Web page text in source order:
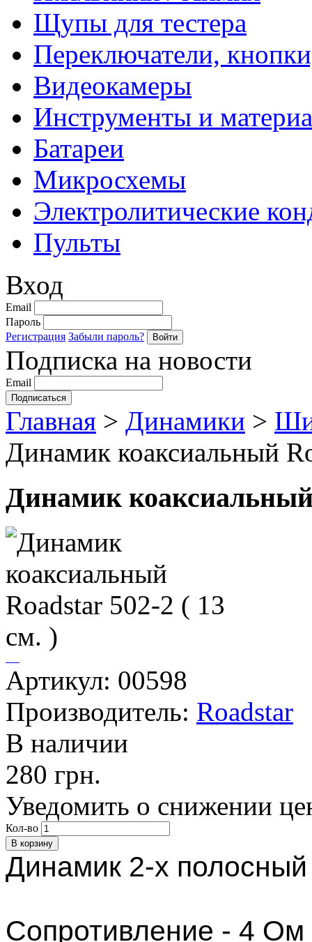
Щупы для тестера
Переключатели,
Видеокамеры
Инструменты и
Батареи
Микросхемы
Электролитические
Пульты
Вход
Email
Пароль
Регистрация Забыли пароль?
Подписка на новости
Email
Главная > Динамики >
Динамик коаксиальный
Динамик
Артикул: 00598
Производитель: Roadstar
В наличии
280 грн.
Уведомить о снижении
Кол-во
Динамик 2-х полосный
Сопротивление - 4 Ом